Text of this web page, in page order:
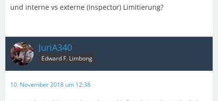
und interne vs externe (inspector) Limitierung?
JuriA340
Edward F. Limbong
10. November 2018 um 12:38